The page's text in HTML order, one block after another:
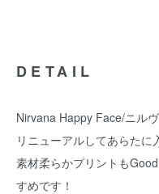
DETAIL
Nirvana Happy Face/ニル
リニューアルしてあらたに
素材柔らかプリントも
すめです！